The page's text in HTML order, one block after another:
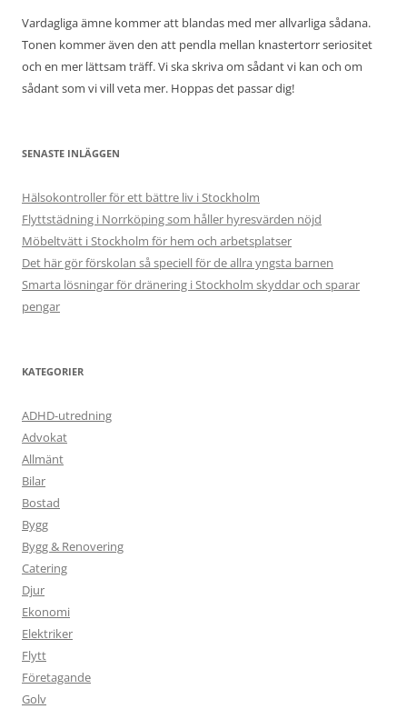
Vardagliga ämne kommer att blandas med mer allvarliga sådana.
Tonen kommer även den att pendla mellan knastertorr seriositet
och en mer lättsam träff. Vi ska skriva om sådant vi kan och om
sådant som vi vill veta mer. Hoppas det passar dig!
SENASTE INLÄGGEN
Hälsokontroller för ett bättre liv i Stockholm
Flyttstädning i Norrköping som håller hyresvärden nöjd
Möbeltvätt i Stockholm för hem och arbetsplatser
Det här gör förskolan så speciell för de allra yngsta barnen
Smarta lösningar för dränering i Stockholm skyddar och sparar
pengar
KATEGORIER
ADHD-utredning
Advokat
Allmänt
Bilar
Bostad
Bygg
Bygg & Renovering
Catering
Djur
Ekonomi
Elektriker
Flytt
Företagande
Golv